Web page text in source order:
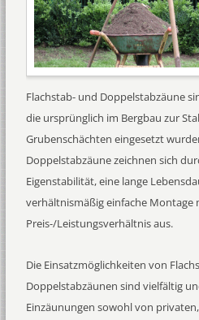
Flachstab- und Doppelstabzäune
die ursprünglich im Bergbau zur
Grubenschächten eingesetzt
Doppelstabzäune zeichnen sich
Eigenstabilität, eine lange
verhältnismäßig einfache
Preis-/Leistungsverhältnis aus.
Die Einsatzmöglichkeiten von
Doppelstabzäunen sind vielfältig
Einzäunungen sowohl von